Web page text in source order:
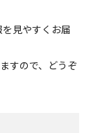
見やすくお届
すので、どうぞ